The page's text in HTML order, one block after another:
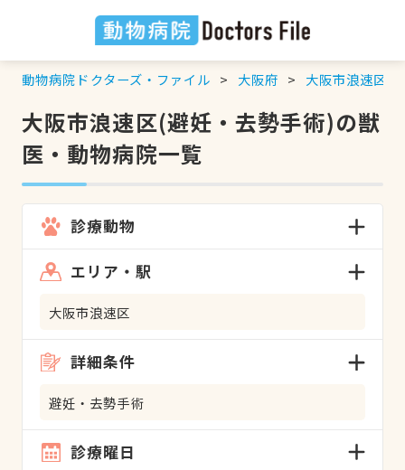
動物病院ドクターズ・ファイル 大阪府 大阪市浪速区
大阪市浪速区(避妊・去勢手術)の獣
医・動物病院一覧
診療動物
エリア・駅
大阪市浪速区
詳細条件
避妊・去勢手術
診療曜日